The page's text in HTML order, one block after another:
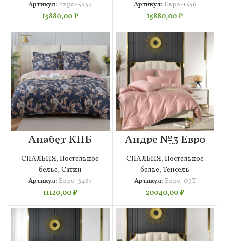
Артикул: Евро-5634
15880,00₽
Артикул: Евро-1556
15880,00₽
Анабет КПБ
сатин Евро 4н
СПАЛЬНЯ,Постельное
белье, Сатин
Артикул: Евро-5467
11120,00₽
Андре №3 Евро
4н Т
СПАЛЬНЯ, Постельное
белье,Тенсель
Артикул: Евро-03Т
20040,00₽